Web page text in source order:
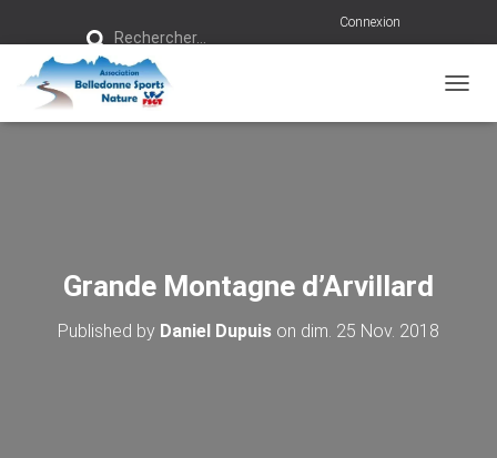
Rechercher…
Connexion
Grande Montagne d’Arvillard
Published by Daniel Dupuis on dim. 25 Nov. 2018